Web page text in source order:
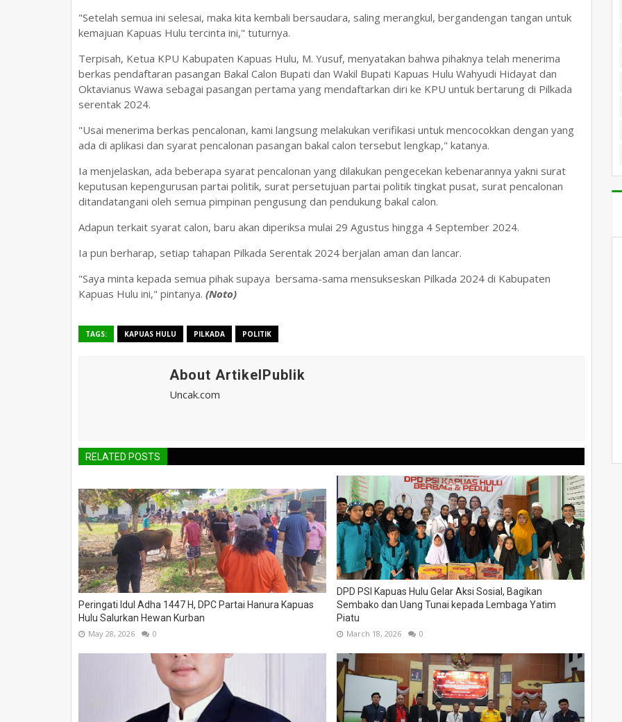
"Setelah semua ini selesai, maka kita kembali bersaudara, saling merangkul, bergandengan tangan untuk
kemajuan Kapuas Hulu tercinta ini," tuturnya.
Terpisah, Ketua KPU Kabupaten Kapuas Hulu, M. Yusuf, menyatakan bahwa pihaknya telah menerima
berkas pendaftaran pasangan Bakal Calon Bupati dan Wakil Bupati Kapuas Hulu Wahyudi Hidayat dan
Oktavianus Wawa sebagai pasangan pertama yang mendaftarkan diri ke KPU untuk bertarung di Pilkada
serentak 2024.
"Usai menerima berkas pencalonan, kami langsung melakukan verifikasi untuk mencocokkan dengan yang
ada di aplikasi dan syarat pencalonan pasangan bakal calon tersebut lengkap," katanya.
Ia menjelaskan, ada beberapa syarat pencalonan yang dilakukan pengecekan kebenarannya yakni surat
keputusan kepengurusan partai politik, surat persetujuan partai politik tingkat pusat, surat pencalonan
ditandatangani oleh semua pimpinan pengusung dan pendukung bakal calon.
Adapun terkait syarat calon, baru akan diperiksa mulai 29 Agustus hingga 4 September 2024.
Ia pun berharap, setiap tahapan Pilkada Serentak 2024 berjalan aman dan lancar.
"Saya minta kepada semua pihak supaya bersama-sama mensukseskan Pilkada 2024 di Kabupaten
Kapuas Hulu ini," pintanya. (Noto)
TAGS: KAPUAS HULU PILKADA POLITIK
About ArtikelPublik
Uncak.com
RELATED POSTS
Peringati Idul Adha 1447 H, DPC Partai Hanura Kapuas
Hulu Salurkan Hewan Kurban
May 28, 2026 0
DPD PSI Kapuas Hulu Gelar Aksi Sosial, Bagikan
Sembako dan Uang Tunai kepada Lembaga Yatim
Piatu
March 18, 2026 0